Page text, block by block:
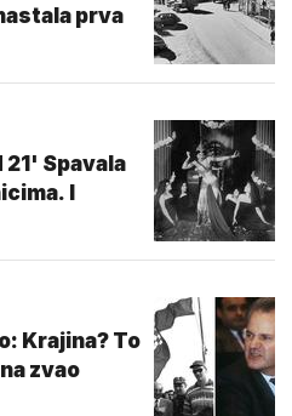
prva
Spavala
I
Krajina? To
zvao